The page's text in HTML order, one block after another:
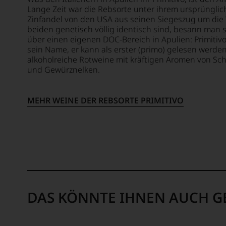
WIR
WEINE
AUCH
SELBST
aber
Lange Zeit war die Rebsorte unter ihrem
Zinfandel von den USA aus seinen Siegeszug um
beiden genetisch völlig identisch sind, besann man
über einen eigenen DOC-Bereich in Apulien:
sein Name, er kann als erster (primo) gelesen
alkoholreiche Rotweine mit kräftigen Aromen von
und Gewürznelken.
MEHR WEINE DER REBSORTE PRIMITIVO
DAS KÖNNTE IHNEN AUCH